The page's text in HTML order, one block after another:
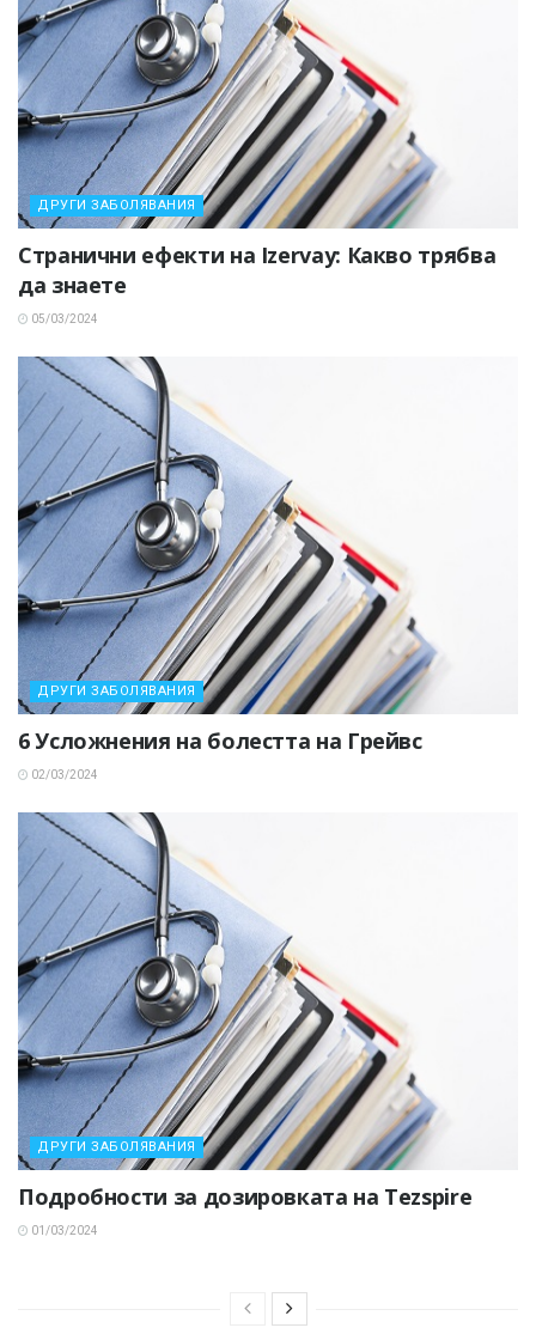
ДРУГИ ЗАБОЛЯВАНИЯ
Странични ефекти на Izervay: Какво трябва
да знаете
05/03/2024
ДРУГИ ЗАБОЛЯВАНИЯ
6 Усложнения на болестта на Грейвс
02/03/2024
ДРУГИ ЗАБОЛЯВАНИЯ
Подробности за дозировката на Tezspire
01/03/2024